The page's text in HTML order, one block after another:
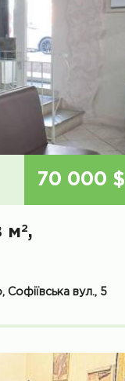
70 000 $
м2,
Софіївська вул., 5